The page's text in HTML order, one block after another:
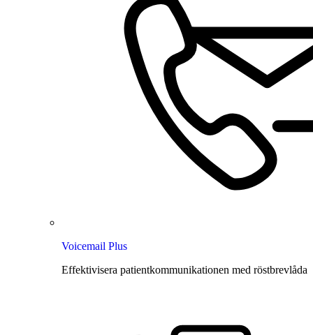
Voicemail Plus
Effektivisera patientkommunikationen med röstbrevlåda